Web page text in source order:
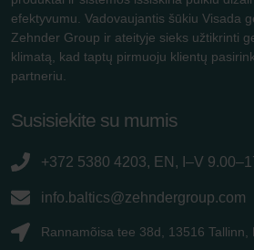
efektyvumu. Vadovaujantis šūkiu Visada
Zehnder Group ir ateityje sieks užtikrinti
klimatą, kad taptų pirmuoju klientų
partneriu.
Susisiekite su mumis
+372 5380 4203, EN, I–V
info.baltics@zehndergroup.com
Rannamõisa tee 38d, 13516 Tallinn,